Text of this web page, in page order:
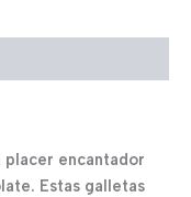
placer encantador
Estas galletas